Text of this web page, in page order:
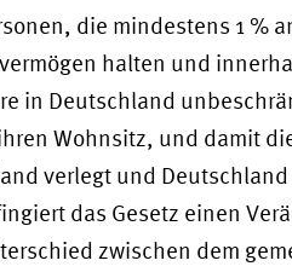
die mindestens 1 %
halten und
in Deutschland
Wohnsitz, und damit
verlegt und Deutschland
das Gesetz einen
zwischen dem